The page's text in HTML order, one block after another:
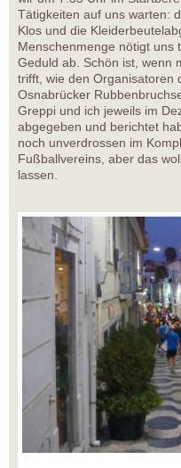
Tätigkeiten auf uns warten:
Klos und die
Menschenmenge nötigt uns
Geduld ab. Schön ist, wenn
trifft, wie den Organisatoren
Osnabrücker
Greppi und ich jeweils im
abgegeben und berichtet
noch unverdrossen im
Fußballvereins, aber das
lassen.